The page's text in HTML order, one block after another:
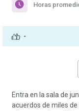
-
Horas
Entra en la sala de
acuerdos de miles